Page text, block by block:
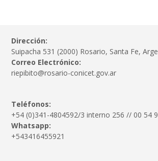
Dirección:
Suipacha 531 (2000) Rosario, Santa Fe,
Correo Electrónico:
riepibito@rosario-conicet.gov.ar
Teléfonos:
+54 (0)341-4804592/3 interno 256 // 00 54
Whatsapp:
+543416455921